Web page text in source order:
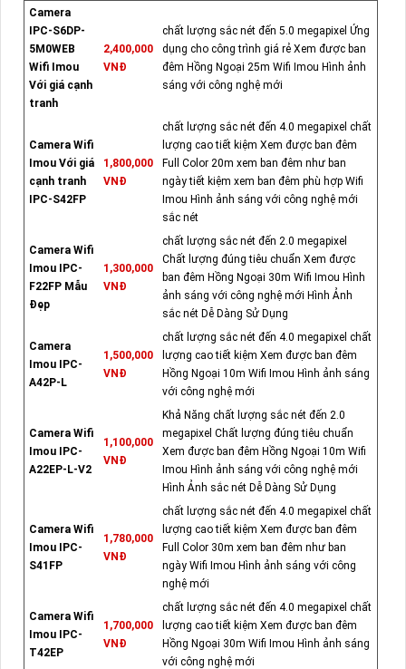
Camera
IPC-S6DP-
5M0WEB
Wifi Imou
Với giá cạnh
tranh
2,400,000
VNĐ
chất lượng sắc nét đến 5.0 megapixel Ứng
dụng cho công trình giá rẻ Xem được ban
đêm Hồng Ngoại 25m Wifi Imou Hình ảnh
sáng với công nghệ mới
Camera Wifi
Imou Với giá
cạnh tranh
IPC-S42FP
1,800,000
VNĐ
chất lượng sắc nét đến 4.0 megapixel chất
lượng cao tiết kiệm Xem được ban đêm
Full Color 20m xem ban đêm như ban
ngày tiết kiệm xem ban đêm phù hợp Wifi
Imou Hình ảnh sáng với công nghệ mới
sắc nét
Camera Wifi
Imou IPC-
F22FP Mẫu
Đẹp
1,300,000
VNĐ
chất lượng sắc nét đến 2.0 megapixel
Chất lượng đúng tiêu chuẩn Xem được
ban đêm Hồng Ngoại 30m Wifi Imou Hình
ảnh sáng với công nghệ mới Hình Ảnh
sắc nét Dễ Dàng Sử Dụng
Camera
Imou IPC-
A42P-L
1,500,000
VNĐ
chất lượng sắc nét đến 4.0 megapixel chất
lượng cao tiết kiệm Xem được ban đêm
Hồng Ngoại 10m Wifi Imou Hình ảnh sáng
với công nghệ mới
Camera Wifi
Imou IPC-
A22EP-L-V2
1,100,000
VNĐ
Khả Năng chất lượng sắc nét đến 2.0
megapixel Chất lượng đúng tiêu chuẩn
Xem được ban đêm Hồng Ngoại 10m Wifi
Imou Hình ảnh sáng với công nghệ mới
Hình Ảnh sắc nét Dễ Dàng Sử Dụng
Camera Wifi
Imou IPC-
S41FP
1,780,000
VNĐ
chất lượng sắc nét đến 4.0 megapixel chất
lượng cao tiết kiệm Xem được ban đêm
Full Color 30m xem ban đêm như ban
ngày Wifi Imou Hình ảnh sáng với công
nghệ mới
Camera Wifi
Imou IPC-
T42EP
1,700,000
VNĐ
chất lượng sắc nét đến 4.0 megapixel chất
lượng cao tiết kiệm Xem được ban đêm
Hồng Ngoại 30m Wifi Imou Hình ảnh sáng
với công nghệ mới